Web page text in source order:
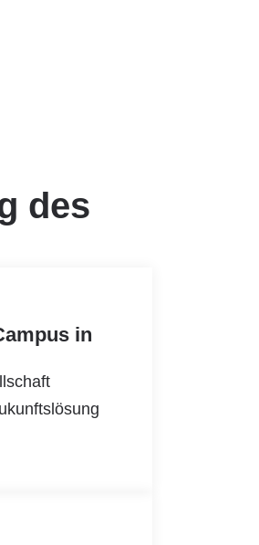
des
in